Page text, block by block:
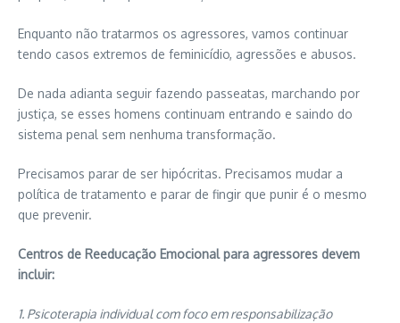
Enquanto não tratarmos os agressores, vamos continuar
tendo casos extremos de feminicídio, agressões e abusos.
De nada adianta seguir fazendo passeatas, marchando por
justiça, se esses homens continuam entrando e saindo do
sistema penal sem nenhuma transformação.
Precisamos parar de ser hipócritas. Precisamos mudar a
política de tratamento e parar de fingir que punir é o mesmo
que prevenir.
Centros de Reeducação Emocional para agressores devem
incluir:
1. Psicoterapia individual com foco em responsabilização